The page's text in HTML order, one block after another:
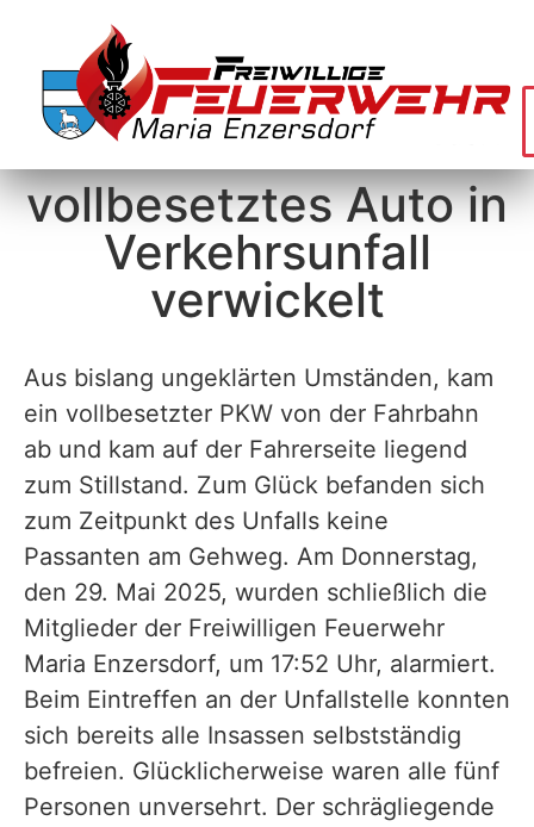
vollbesetztes Auto in
Verkehrsunfall
verwickelt
Aus bislang ungeklärten Umständen, kam
ein vollbesetzter PKW von der Fahrbahn
ab und kam auf der Fahrerseite liegend
zum Stillstand. Zum Glück befanden sich
zum Zeitpunkt des Unfalls keine
Passanten am Gehweg. Am Donnerstag,
den 29. Mai 2025, wurden schließlich die
Mitglieder der Freiwilligen Feuerwehr
Maria Enzersdorf, um 17:52 Uhr, alarmiert.
Beim Eintreffen an der Unfallstelle konnten
sich bereits alle Insassen selbstständig
befreien. Glücklicherweise waren alle fünf
Personen unversehrt. Der schrägliegende